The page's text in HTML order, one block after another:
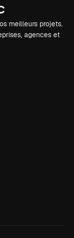
meilleurs projets.
agences et